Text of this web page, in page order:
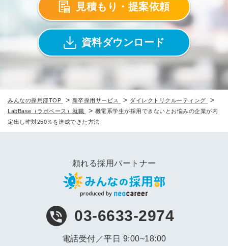
見積もり・提案依頼
資料ダウンロード
みんなの採用部TOP > 新卒採用サービス > ダイレクトリクルーティング >
LabBase（ラボベース）就職 > 機電系学生が採用できないとお悩みの企業が内
定出し昨対250％を達成できた方法
頼れる採用パートナー
03-6633-2974
電話受付／平日 9:00~18:00